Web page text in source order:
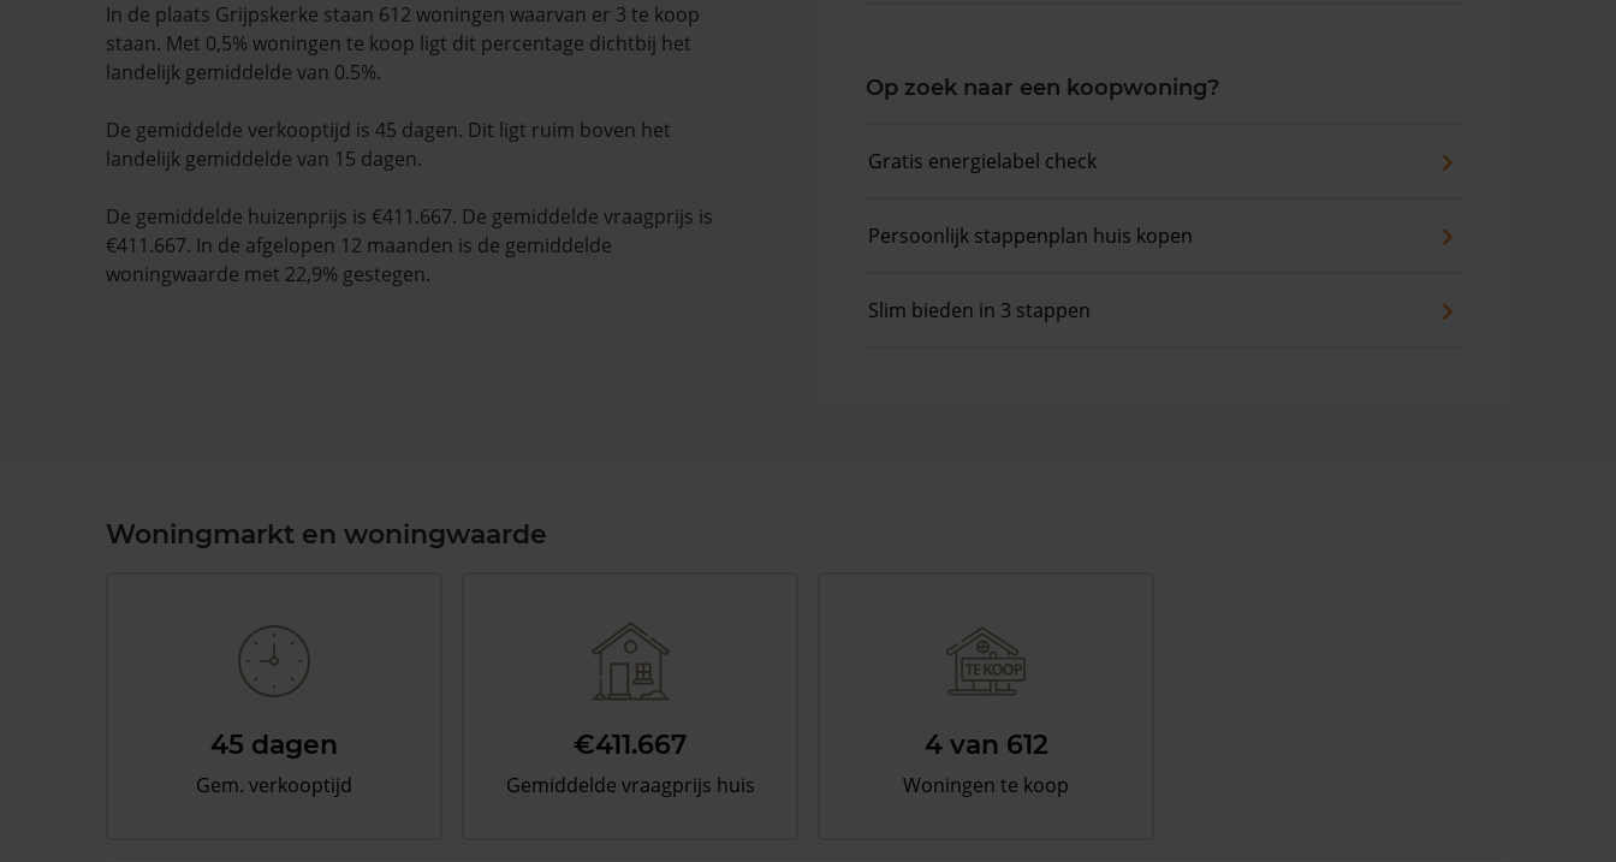
In de plaats Grijpskerke staan 612 woningen waarvan er 3 te koop
staan. Met 0,5% woningen te koop ligt dit percentage dichtbij het
landelijk gemiddelde van 0.5%.
De gemiddelde verkooptijd is 45 dagen. Dit ligt ruim boven het
landelijk gemiddelde van 15 dagen.
De gemiddelde huizenprijs is €411.667. De gemiddelde vraagprijs is
€411.667. In de afgelopen 12 maanden is de gemiddelde
woningwaarde met 22,9% gestegen.
Op zoek naar een koopwoning?
Gratis energielabel check
Persoonlijk stappenplan huis kopen
Slim bieden in 3 stappen
Woningmarkt en woningwaarde
45 dagen
Gem. verkooptijd
€411.667
Gemiddelde vraagprijs huis
4 van 612
Woningen te koop